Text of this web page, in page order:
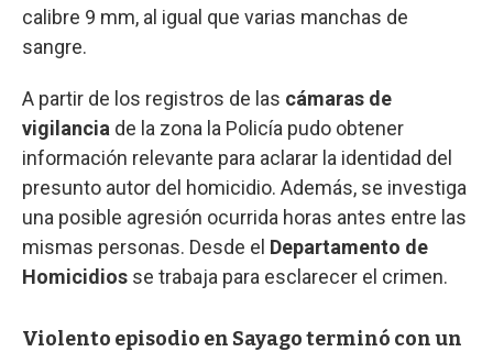
calibre 9 mm, al igual que varias manchas de
sangre.
A partir de los registros de las cámaras de
vigilancia de la zona la Policía pudo obtener
información relevante para aclarar la identidad del
presunto autor del homicidio. Además, se investiga
una posible agresión ocurrida horas antes entre las
mismas personas. Desde el Departamento de
Homicidios se trabaja para esclarecer el crimen.
Violento episodio en Sayago terminó con un